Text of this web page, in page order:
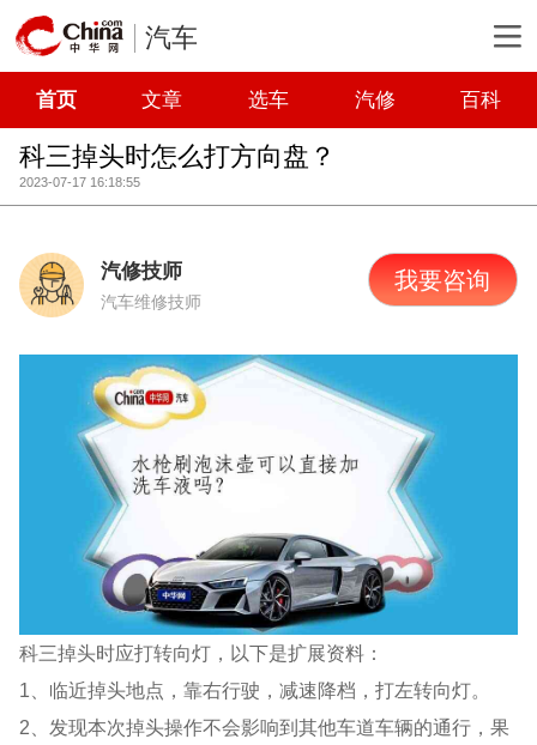
汽车
首页 文章 选车 汽修 百科
科三掉头时怎么打方向盘？
2023-07-17 16:18:55
汽修技师
汽车维修技师
我要咨询
科三掉头时应打转向灯，以下是扩展资料：
1、临近掉头地点，靠右行驶，减速降档，打左转向灯。
2、发现本次掉头操作不会影响到其他车道车辆的通行，果